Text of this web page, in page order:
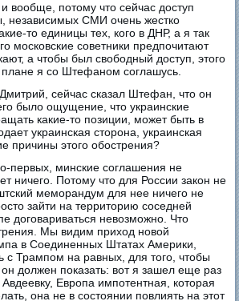
вообще, потому что сейчас доступ
независимых СМИ очень жестко
то единицы тех, кого в ДНР, а я так
московские советники предпочитают
а чтобы был свободный доступ, этого
плане я со Штефаном соглашусь.
сейчас сказал Штефан, что он
было ощущение, что украинские
какие-то позиции, может быть в
украинская сторона, украинская
причины этого обострения?
первых, минские соглашения не
ничего. Потому что для России закон не
меморандум для нее ничего не
зайти на территорию соседней
договариваться невозможно. Что
Мы видим приход новой
в Соединенных Штатах Америки,
с Трампом на равных, для того, чтобы
должен показать: вот я зашел еще раз
Европа импотентная, которая
она не в состоянии повлиять на этот